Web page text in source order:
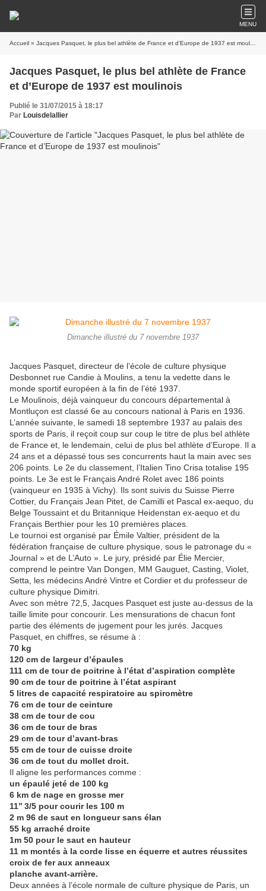
MENU
Accueil » Jacques Pasquet, le plus bel athlète de France et d’Europe de 1937 est moulinois
Jacques Pasquet, le plus bel athlète de France
et d’Europe de 1937 est moulinois
Publié le 31/07/2015 à 18:17
Par Louisdelallier
Dimanche illustré du 7 novembre 1937
Jacques Pasquet, directeur de l’école de culture physique
Desbonnet rue Candie à Moulins, a tenu la vedette dans le
monde sportif européen à la fin de l’été 1937.
Le Moulinois, déjà vainqueur du concours départemental à
Montluçon est classé 6e au concours national à Paris en 1936.
L’année suivante, le samedi 18 septembre 1937 au palais des
sports de Paris, il reçoit coup sur coup le titre de plus bel athlète
de France et, le lendemain, celui de plus bel athlète d’Europe. Il a
24 ans et a dépassé tous ses concurrents haut la main avec ses
206 points. Le 2e du classement, l’Italien Tino Crisa totalise 195
points. Le 3e est le Français André Rolet avec 186 points
(vainqueur en 1935 à Vichy). Ils sont suivis du Suisse Pierre
Cottier, du Français Jean Pitet, de Camilli et Pascal ex-aequo, du
Belge Toussaint et du Britannique Heidenstan ex-aequo et du
Français Berthier pour les 10 premières places.
Le tournoi est organisé par Émile Valtier, président de la
fédération française de culture physique, sous le patronage du «
Journal » et de L’Auto ». Le jury, présidé par Élie Mercier,
comprend le peintre Van Dongen, MM Gauguet, Casting, Violet,
Setta, les médecins André Vintre et Cordier et du professeur de
culture physique Dimitri.
Avec son mètre 72,5, Jacques Pasquet est juste au-dessus de la
taille limite pour concourir. Les mensurations de chacun font
partie des éléments de jugement pour les jurés. Jacques
Pasquet, en chiffres, se résume à :
70 kg
120 cm de largeur d’épaules
111 cm de tour de poitrine à l’état d’aspiration complète
90 cm de tour de poitrine à l’état aspirant
5 litres de capacité respiratoire au spiromètre
76 cm de tour de ceinture
38 cm de tour de cou
36 cm de tour de bras
29 cm de tour d’avant-bras
55 cm de tour de cuisse droite
36 cm de tout du mollet droit.
Il aligne les performances comme :
un épaulé jeté de 100 kg
6 km de nage en grosse mer
11’’ 3/5 pour courir les 100 m
2 m 96 de saut en longueur sans élan
55 kg arraché droite
1m 50 pour le saut en hauteur
11 m montés à la corde lisse en équerre et autres réussites
croix de fer aux anneaux
planche avant-arrière.
Deux années à l’école normale de culture physique de Paris, un